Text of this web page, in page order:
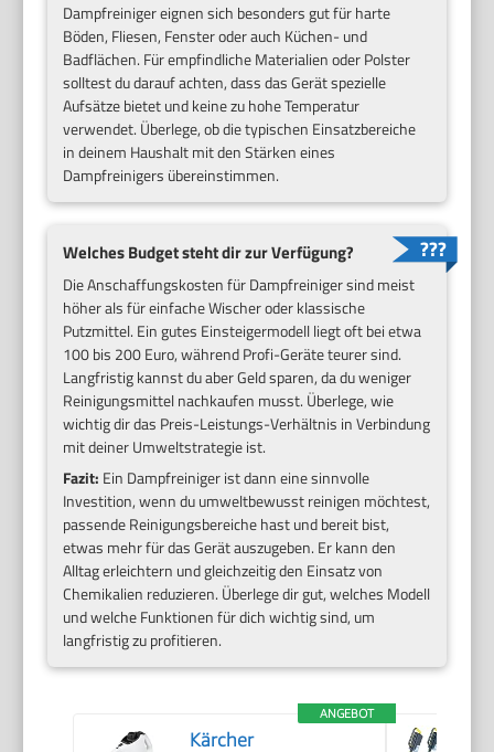
Dampfreiniger eignen sich besonders gut für harte
Böden, Fliesen, Fenster oder auch Küchen- und
Badflächen. Für empfindliche Materialien oder Polster
solltest du darauf achten, dass das Gerät spezielle
Aufsätze bietet und keine zu hohe Temperatur
verwendet. Überlege, ob die typischen Einsatzbereiche
in deinem Haushalt mit den Stärken eines
Dampfreinigers übereinstimmen.
Welches Budget steht dir zur Verfügung?
Die Anschaffungskosten für Dampfreiniger sind meist
höher als für einfache Wischer oder klassische
Putzmittel. Ein gutes Einsteigermodell liegt oft bei etwa
100 bis 200 Euro, während Profi-Geräte teurer sind.
Langfristig kannst du aber Geld sparen, da du weniger
Reinigungsmittel nachkaufen musst. Überlege, wie
wichtig dir das Preis-Leistungs-Verhältnis in Verbindung
mit deiner Umweltstrategie ist.
Fazit: Ein Dampfreiniger ist dann eine sinnvolle
Investition, wenn du umweltbewusst reinigen möchtest,
passende Reinigungsbereiche hast und bereit bist,
etwas mehr für das Gerät auszugeben. Er kann den
Alltag erleichtern und gleichzeitig den Einsatz von
Chemikalien reduzieren. Überlege dir gut, welches Modell
und welche Funktionen für dich wichtig sind, um
langfristig zu profitieren.
ANGEBOT
Kärcher